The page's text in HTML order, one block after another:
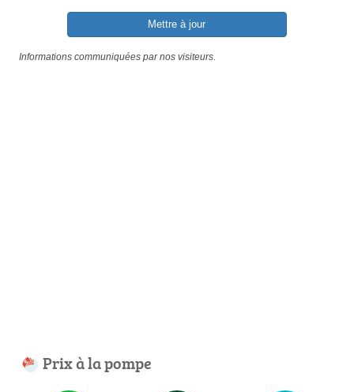
Mettre à jour
Informations communiquées par nos visiteurs.
Prix à la pompe